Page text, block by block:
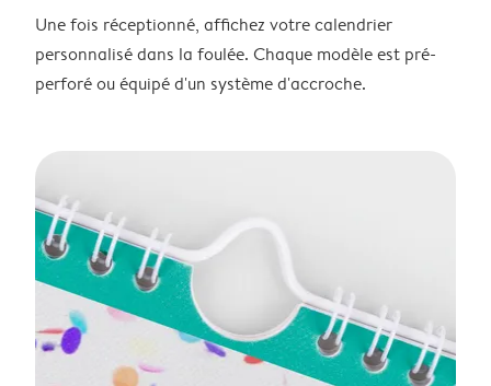
Une fois réceptionné, affichez votre calendrier
personnalisé dans la foulée. Chaque modèle est pré-
perforé ou équipé d'un système d'accroche.